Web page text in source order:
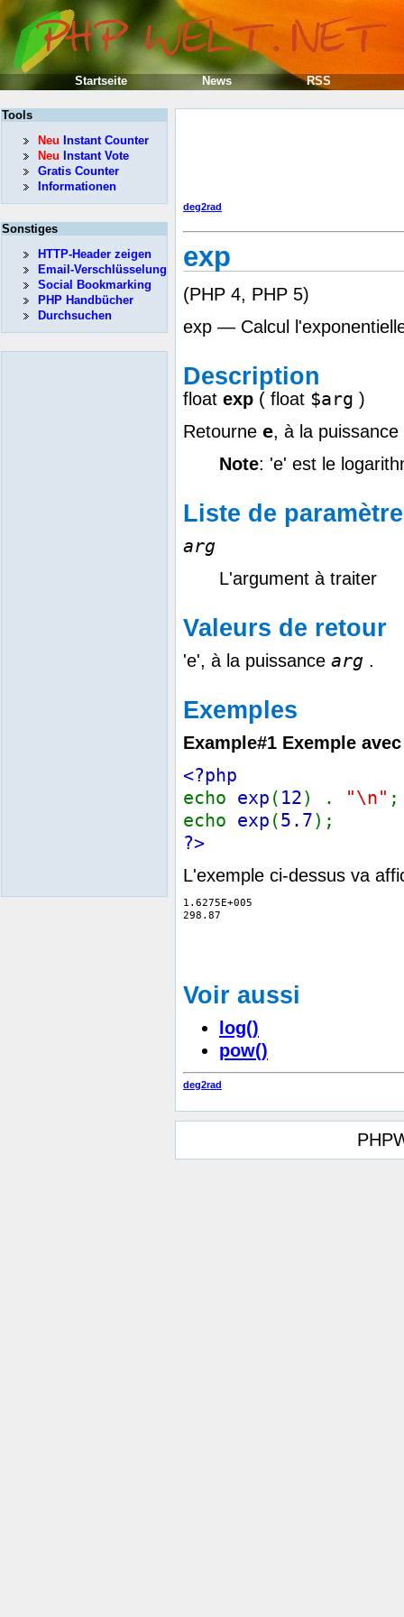
deg2rad
exp
(PHP 4, PHP 5)
exp — Calcul
Description
float exp ( float $arg )
Retourne e, à la puissance
Note: 'e' est le
Liste de
arg
L'argument à traiter
Valeurs de retour
'e', à la puissance arg .
Exemples
Example#1 Exemple
<?php
echo exp ( 12) . "\n" ;
echo exp (5.7);
?>
L'exemple ci-dessus va
1.6275E+005
Voir aussi
log()
pow()
deg2rad
Tools
Neu Instant Counter
Neu Instant Vote
Gratis Counter
Informationen
Sonstiges
HTTP-Header zeigen
Email-Verschlüsselung
Social Bookmarking
PHP Handbücher
Durchsuchen
Startseite News RSS